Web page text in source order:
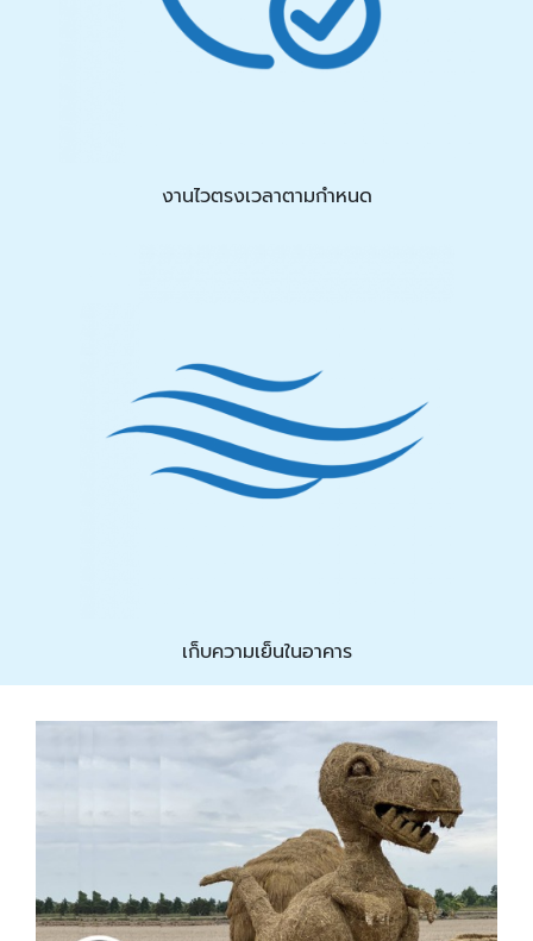
งานไวตรงเวลาตามกำหนด
เก็บความเย็นในอาคาร